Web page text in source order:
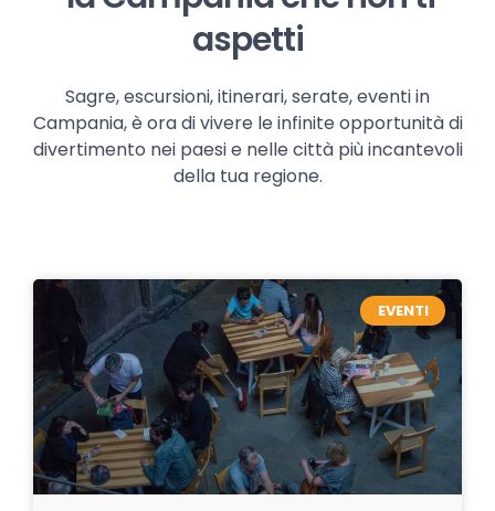
aspetti
Sagre, escursioni, itinerari, serate, eventi in
Campania, è ora di vivere le infinite opportunità di
divertimento nei paesi e nelle città più incantevoli
della tua regione.
EVENTI